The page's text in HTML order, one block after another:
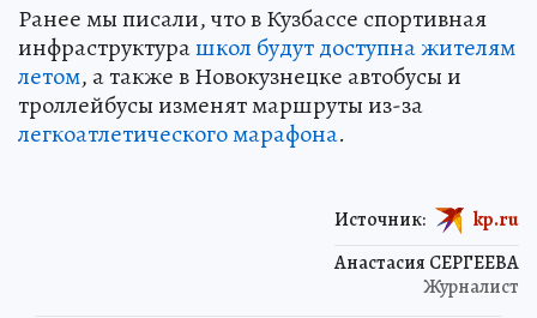
Ранее мы писали, что в Кузбассе спортивная
инфраструктурашкол будут доступна жителям
летом, а также в Новокузнецке автобусы и
троллейбусы изменят маршруты из-за
легкоатлетического марафона.
Анастасия СЕРГЕЕВА
Журналист
Источник: kp.ru